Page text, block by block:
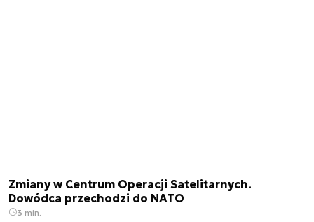
Zmiany w Centrum Operacji Satelitarnych.
Dowódca przechodzi do NATO
3 min.